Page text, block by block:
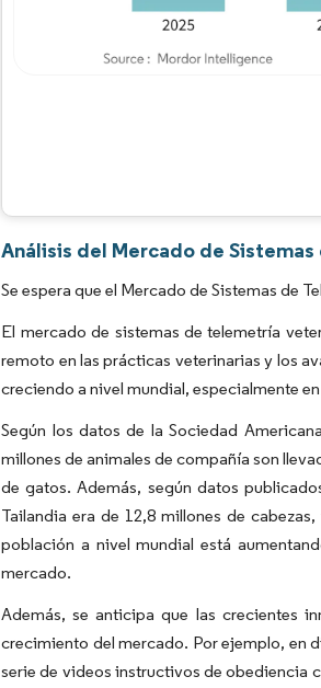
Análisis del Mercado de
Se espera que el Mercado de Sistemas de
El mercado de sistemas de telemetría
remoto en las prácticas veterinarias y los
creciendo a nivel mundial, especialmente
Según los datos de la Sociedad
millones de animales de compañía son
de gatos. Además, según datos
Tailandia era de 12,8 millones de
población a nivel mundial está
mercado.
Además, se anticipa que las crecientes
crecimiento del mercado. Por ejemplo, en
serie de videos instructivos de obediencia